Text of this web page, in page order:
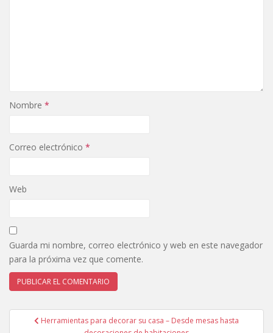
Nombre *
Correo electrónico *
Web
Guarda mi nombre, correo electrónico y web en este navegador
para la próxima vez que comente.
Navegación
Herramientas para decorar su casa – Desde mesas hasta